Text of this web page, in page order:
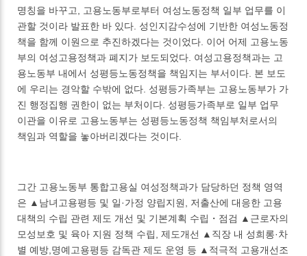
명칭을 바꾸고, 고용노동부로부터 여성노동정책 일부 업무를 이
관할 것이라 발표한 바 있다. 성인지감수성에 기반한 여성노동정
책을 함께 이원으로 추진하겠다는 것이었다. 이어 어제 고용노동
부의 여성고용정책과 폐지가 보도되었다. 여성고용정책과는 고
용노동부 내에서 성평등노동정책을 책임지는 부서이다. 본 보도
에 우리는 경악할 수밖에 없다. 성평등가족부는 고용노동부가 가
진 행정집행 권한이 없는 부처이다. 성평등가족부로 일부 업무
이관을 이유로 고용노동부는 성평등노동정책 책임부처로서의
책임과 역할을 놓아버리겠다는 것이다.
그간 고용노동부 통합고용실 여성정책과가 담당하던 정책 영역
은 ▲남녀고용평등 및 일·가정 양립지원, 저출산에 대응한 고용
대책의 수립 관련 제도 개선 및 기본계획 수립・점검 ▲근로자의
모성보호 및 육아 지원 정책 수립, 제도개선 ▲직장 내 성희롱·차
별 예방,명예고용평등 감독관 제도 운영 등 ▲적극적 고용개선조